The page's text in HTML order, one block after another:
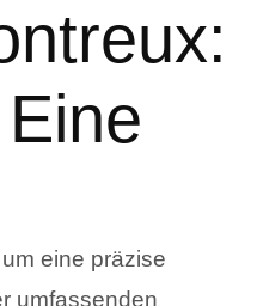
eine präzise
umfassenden